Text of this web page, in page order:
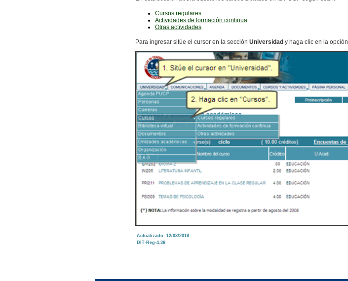
Cursos regulares
Actividades de formación continua
Otras actividades
Para ingresar sitúe el cursor en la sección Universidad y haga clic en la opción
Actualizado: 12/03/2019
DIT-Reg-4.36